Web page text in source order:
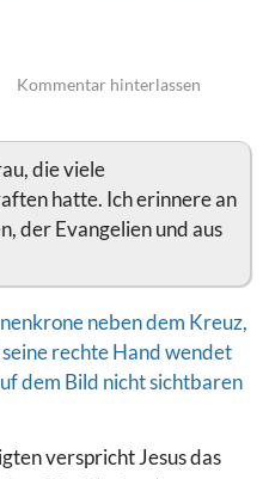
Kommentar hinterlassen
die viele
hatte. Ich erinnere an
der Evangelien und aus
verspricht Jesus das